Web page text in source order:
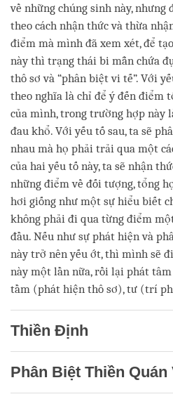
về những chúng sinh này, nhưng
theo cách nhận thức và thừa
điểm mà mình đã xem xét, để
này thì trạng thái bi mẫn chứa
thô sơ và “phân biệt vi tế”. Với
theo nghĩa là chỉ để ý đến điểm
của mình, trong trường hợp này
đau khổ. Với yếu tố sau, ta sẽ
nhau mà họ phải trải qua một
của hai yếu tố này, ta sẽ nhận
những điểm về đối tượng, tổng
hơi giống như một sự hiểu biết
không phải đi qua từng điểm
đầu. Nếu như sự phát hiện và
này trở nên yếu ớt, thì mình sẽ
này một lần nữa, rồi lại phát
tầm (phát hiện thô sơ), tư (trí
Thiền Định
Phân Biệt Thiền